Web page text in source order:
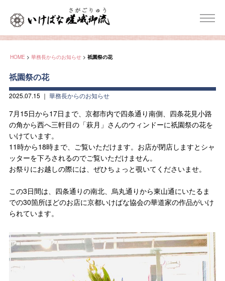
HOME > 華務長からのお知らせ > 祇園祭の花
祇園祭の花
2025.07.15 ｜ 華務長からのお知らせ
7月15日から17日まで、京都市内で四条通り南側、四条花見小路
の角から西へ三軒目の「萩月」さんのウィンドーに祇園祭の花を
いけています。
11時から18時まで、ご覧いただけます。お店が閉店しますとシャ
ッターを下ろされるのでご覧いただけません。
お祭りにお越しの際には、ぜひちょっと覗いてくださいませ。
この3日間は、四条通りの南北、烏丸通りから東山通にいたるま
での30箇所ほどのお店に京都いけばな協会の華道家の作品がいけ
られています。